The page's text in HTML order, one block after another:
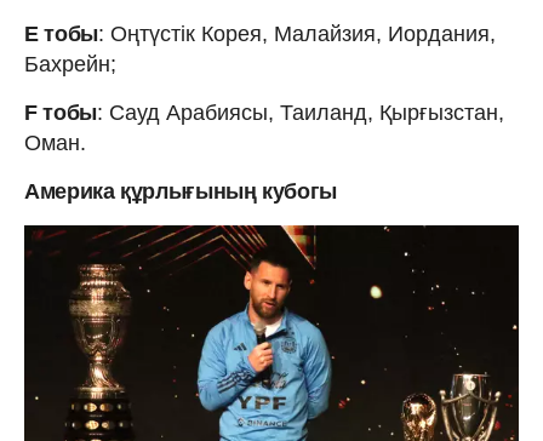
E тобы: Оңтүстік Корея, Малайзия, Иордания,
Бахрейн;
F тобы: Сауд Арабиясы, Таиланд, Қырғызстан,
Оман.
Америка құрлығының кубогы